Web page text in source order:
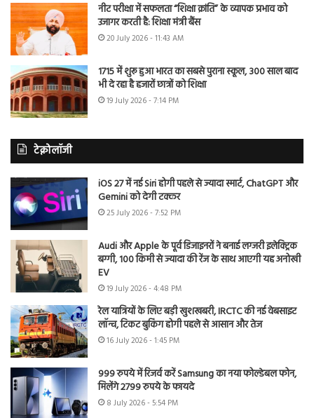
नीट परीक्षा में सफलता “शिक्षा क्रांति” के व्यापक प्रभाव को
उजागर करती है: शिक्षा मंत्री बैंस
20 July 2026 - 11:43 AM
1715 में शुरू हुआ भारत का सबसे पुराना स्कूल, 300 साल बाद
भी दे रहा है हजारों छात्रों को शिक्षा
19 July 2026 - 7:14 PM
टेक्नोलॉजी
iOS 27 में नई Siri होगी पहले से ज्यादा स्मार्ट, ChatGPT और
Gemini को देगी टक्कर
25 July 2026 - 7:52 PM
Audi और Apple के पूर्व डिजाइनरों ने बनाई लग्जरी इलेक्ट्रिक
बग्गी, 100 किमी से ज्यादा की रेंज के साथ आएगी यह अनोखी
EV
19 July 2026 - 4:48 PM
रेल यात्रियों के लिए बड़ी खुशखबरी, IRCTC की नई वेबसाइट
लॉन्च, टिकट बुकिंग होगी पहले से आसान और तेज
16 July 2026 - 1:45 PM
999 रुपये में रिजर्व करें Samsung का नया फोल्डेबल फोन,
मिलेंगे 2799 रुपये के फायदे
8 July 2026 - 5:54 PM